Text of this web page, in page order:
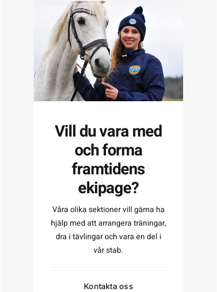
Vill du vara med
och forma
framtidens
ekipage?
Våra olika sektioner vill gärna ha
hjälp med att arrangera träningar,
dra i tävlingar och vara en del i
vår stab.
Kontakta oss